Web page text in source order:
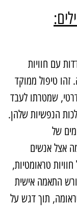
עם חוויות
טיפול ממוקד
שמטרתו לעבד
הנפשיות שלהן.
של
אנשים
טראומטיות,
התאמה אישית
תוך דגש על